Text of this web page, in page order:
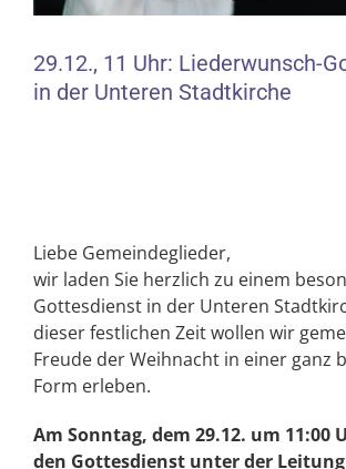
29.12., 11 Uhr: Liederwunsch-
in der Unteren Stadtkirche
Liebe Gemeindeglieder,
wir laden Sie herzlich zu einem
Gottesdienst in der Unteren
dieser festlichen Zeit wollen wir
Freude der Weihnacht in einer ganz
Form erleben.
Am Sonntag, dem 29.12. um 11:00
den Gottesdienst unter der